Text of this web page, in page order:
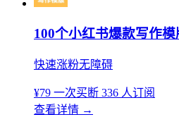
100个小红书爆款写作模
快速涨粉无障碍
¥79 一次买断 336 人订阅
查看详情 →